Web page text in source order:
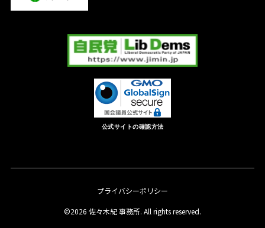
公式サイトの確認方法
プライバシーポリシー
©2026 佐々木紀 事務所. All rights reserved.